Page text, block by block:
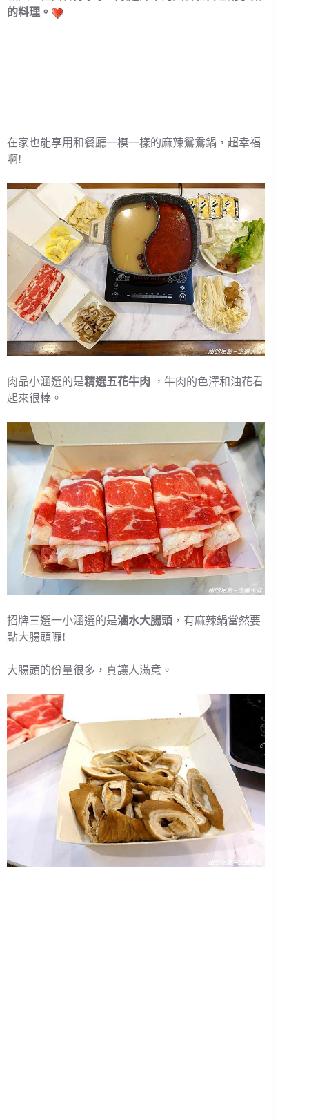
的料理。
在家也能享用和餐廳一模一樣的麻辣鴛鴦鍋，超幸福
啊!
肉品小涵選的是精選五花牛肉
，牛肉的色澤和油花看
起來很棒。
招牌三選一小涵選的是滷水大腸頭 ，有麻辣鍋當然要
點大腸頭囉!
大腸頭的份量很多，真讓人滿意。